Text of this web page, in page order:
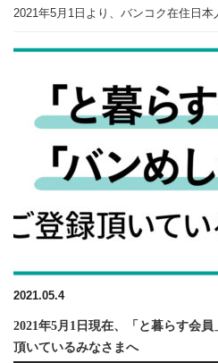
2021年5月1日より、バンコク在住日
2021.05.4
2021年5月1日現在、「と暮らす会
頂いているみなさまへ